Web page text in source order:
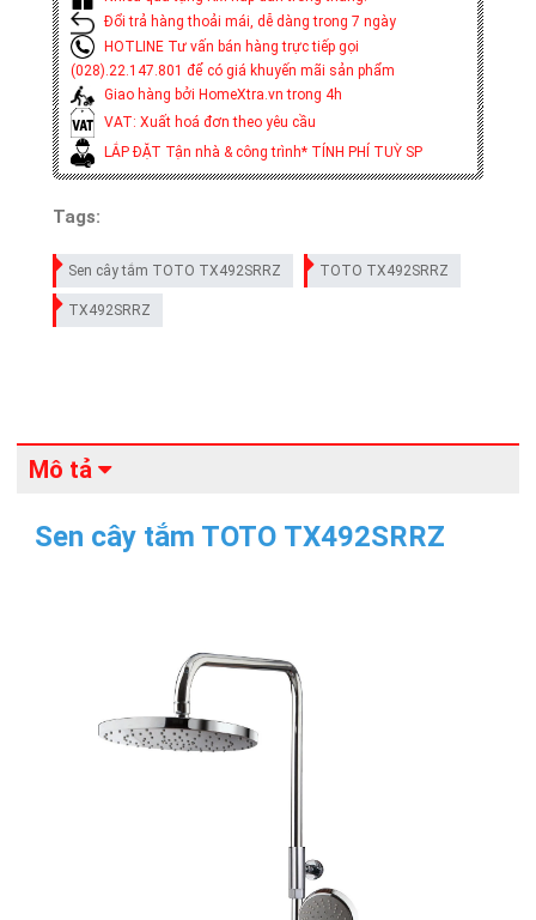
Đổi trả hàng thoải mái, dễ dàng trong 7 ngày
HOTLINE Tư vấn bán hàng trực tiếp gọi
(028).22.147.801 để có giá khuyến mãi sản phẩm
Giao hàng bởi HomeXtra.vn trong 4h
VAT: Xuất hoá đơn theo yêu cầu
LẮP ĐẶT Tận nhà & công trình* TÍNH PHÍ TUỲ SP
Tags:
​​​​​​​Sen cây tắm TOTO TX492SRRZ TOTO TX492SRRZ
TX492SRRZ
Mô tả
Sen cây tắm TOTO TX492SRRZ